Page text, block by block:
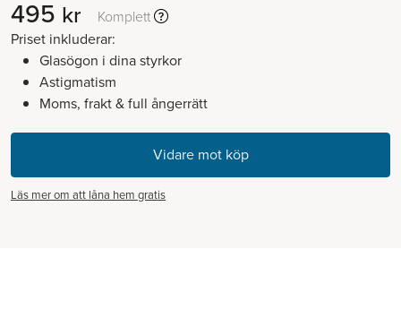
495 kr
Komplett
Priset inkluderar:
Glasögon i dina styrkor
Astigmatism
Moms, frakt & full ångerrätt
Läs mer om att låna hem gratis